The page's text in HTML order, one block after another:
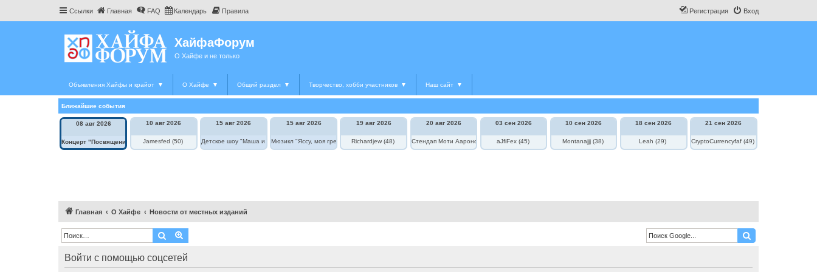
Ссылки Главная FAQ Календарь Правила Вход
Регистрация
ХайфаФорум
О Хайфе и не только
Объявления Хайфы и крайот ▼ О Хайфе ▼ Общий раздел ▼ Творчество, хобби участников ▼ Наш сайт ▼
Ближайшие события
08 авг 2026
Концерт "Посвящение Элле Фицджеральд"
10 авг 2026
Jamesfed (50)
15 авг 2026
Детское шоу "Маша и Медведь в цирке"
15 авг 2026
Мюзикл "Яссу, моя греческая любовь"
19 авг 2026
Richardjew (48)
20 авг 2026
Стендап Моти Аароновича
03 сен 2026
aJfiFex (45)
10 сен 2026
Montanajjj (38)
18 сен 2026
Leah (29)
21 сен 2026
CryptoCurrencyfaf (49)
Главная О Хайфе Новости от местных изданий
Поиск
Войти с помощью соцсетей